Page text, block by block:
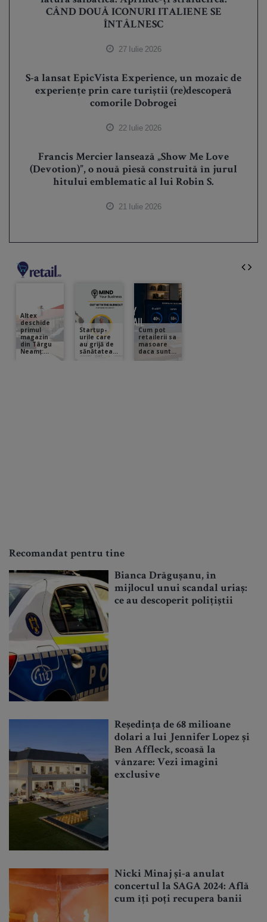
CÂND DOUĂ ICONURI ITALIENE SE
ÎNTÂLNESC
27 Iulie 2026
S-a lansat EpicVista Experience, un mozaic de
experiențe prin care turiștii (re)descoperă
comorile Dobrogei
22 Iulie 2026
Francis Mercier lansează „Show Me Love
(Devotion)”, o nouă piesă construită în jurul
hitului emblematic al lui Robin S.
21 Iulie 2026
Recomandat pentru tine
Bianca Drăgușanu, în
mijlocul unui scandal uriaș:
ce au descoperit polițiștii
Reședința de 68 milioane
dolari a lui Jennifer Lopez și
Ben Affleck, scoasă la
vânzare: Vezi imagini
exclusive
Nicki Minaj și-a anulat
concertul la SAGA 2024: Află
cum îți poți recupera banii